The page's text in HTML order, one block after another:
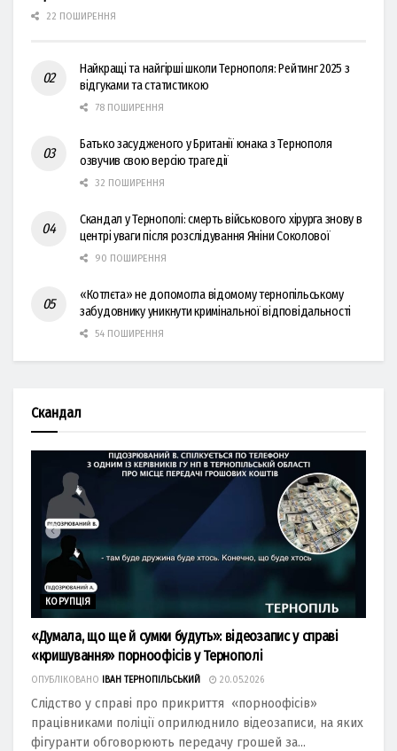
22 ПОШИРЕННЯ
Найкращі та найгірші школи Тернополя: Рейтинг 2025 з
відгуками та статистикою
78 ПОШИРЕННЯ
Батько засудженого у Британії юнака з Тернополя
озвучив свою версію трагедії
32 ПОШИРЕННЯ
Скандал у Тернополі: смерть військового хірурга знову в
центрі уваги після розслідування Яніни Соколової
90 ПОШИРЕННЯ
«Котлєта» не допомогла відомому тернопільському
забудовнику уникнути кримінальної відповідальності
54 ПОШИРЕННЯ
Скандал
КОРУПЦІЯ
«Думала, що ще й сумки будуть»: відеозапис у справі
«кришування» порноофісів у Тернополі
ОПУБЛІКОВАНО ІВАН ТЕРНОПІЛЬСЬКИЙ 20.05.2026
Слідство у справі про прикриття «порноофісів»
працівниками поліції оприлюднило відеозаписи, на яких
фігуранти обговорюють передачу грошей за...